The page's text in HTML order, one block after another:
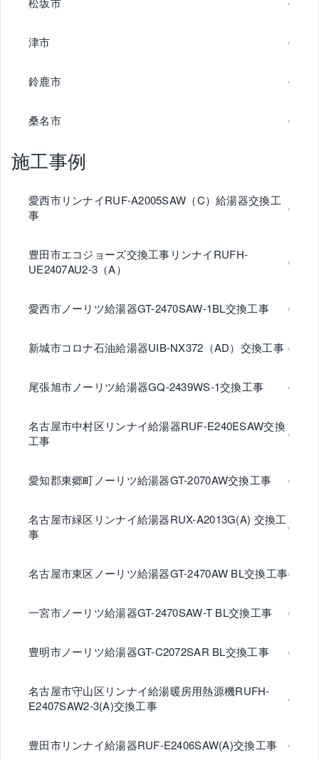
津市
鈴鹿市
桑名市
施工事例
愛西市リンナイRUF-A2005SAW（C）給湯器交換工
事
豊田市エコジョーズ交換工事リンナイRUFH-
UE2407AU2-3（A）
愛西市ノーリツ給湯器GT-2470SAW-1BL交換工事
新城市コロナ石油給湯器UIB-NX372（AD）交換工事
尾張旭市ノーリツ給湯器GQ-2439WS-1交換工事
名古屋市中村区リンナイ給湯器RUF-E240ESAW交換
工事
愛知郡東郷町ノーリツ給湯器GT-2070AW交換工事
名古屋市緑区リンナイ給湯器RUX-A2013G(A) 交換工
事
名古屋市東区ノーリツ給湯器GT-2470AW BL交換工事
一宮市ノーリツ給湯器GT-2470SAW-T BL交換工事
豊明市ノーリツ給湯器GT-C2072SAR BL交換工事
名古屋市守山区リンナイ給湯暖房用熱源機RUFH-
E2407SAW2-3(A)交換工事
豊田市リンナイ給湯器RUF-E2406SAW(A)交換工事